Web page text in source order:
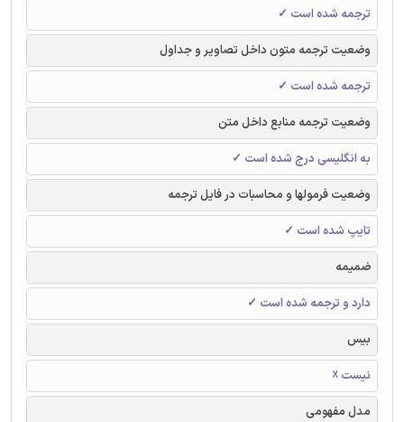
ترجمه شده است ✓
وضعیت ترجمه متون داخل تصاویر و جداول
ترجمه شده است ✓
وضعیت ترجمه منابع داخل متن
به انگلیسی درج شده است ✓
وضعیت فرمولها و محاسبات در فایل ترجمه
تایپ شده است ✓
ضمیمه
دارد و ترجمه شده است ✓
بیس
نیست ☓
مدل مفهومی